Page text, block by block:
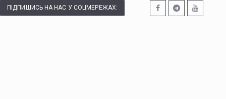
ПІДПИШИСЬ НА НАС У СОЦМЕРЕЖАХ: